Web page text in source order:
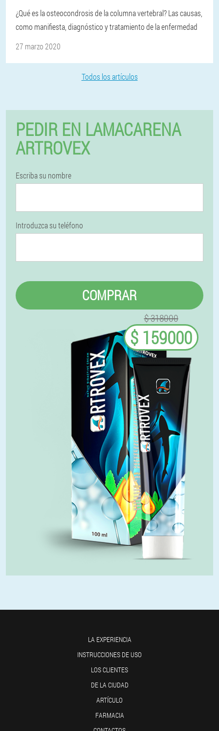
¿Qué es la osteocondrosis de la columna vertebral? Las causas,
como manifiesta, diagnóstico y tratamiento de la enfermedad
27 marzo 2020
Todos los artículos
PEDIR EN LAMACARENA
ARTROVEX
Escriba su nombre
Introduzca su teléfono
COMPRAR
$ 318000
$ 159000
LA EXPERIENCIA
INSTRUCCIONES DE USO
LOS CLIENTES
DE LA CIUDAD
ARTÍCULO
FARMACIA